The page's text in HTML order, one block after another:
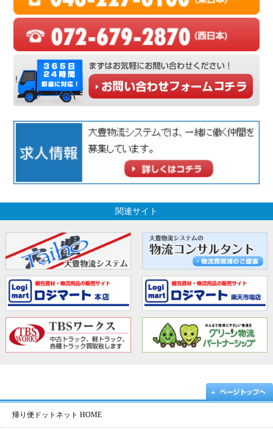
関連サイト
帰り便ドットネット HOME